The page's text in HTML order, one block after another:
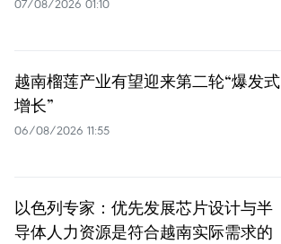
07/08/2026 01:10
越南榴莲产业有望迎来第二轮“爆发式
增长”
06/08/2026 11:55
以色列专家：优先发展芯片设计与半
导体人力资源是符合越南实际需求的